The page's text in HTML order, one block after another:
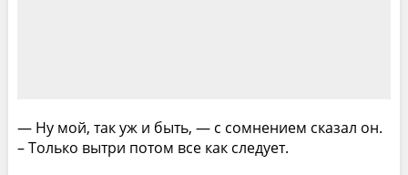
— Ну мой, так уж и быть, — с сомнением сказал он.
– Только вытри потом все как следует.